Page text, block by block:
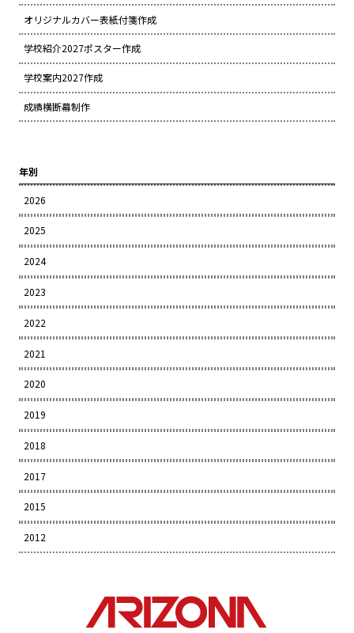
オリジナルカバー表紙付箋作成
学校紹介2027ポスター作成
学校案内2027作成
成績横断幕制作
年別
2026
2025
2024
2023
2022
2021
2020
2019
2018
2017
2015
2012